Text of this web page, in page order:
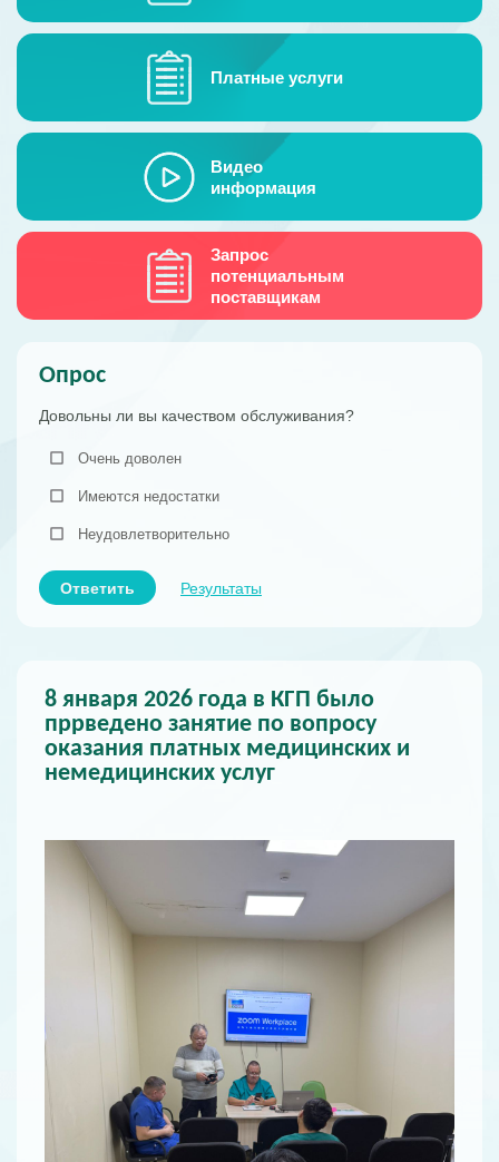
Платные услуги
Видео
информация
Запрос
потенциальным
поставщикам
Опрос
Довольны ли вы качеством обслуживания?
Очень доволен
Имеются недостатки
Неудовлетворительно
Ответить Результаты
8 января 2026 года в КГП было
пррведено занятие по вопросу
оказания платных медицинских и
немедицинских услуг